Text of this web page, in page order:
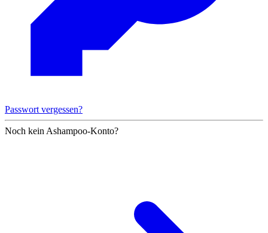
Passwort vergessen?
Noch kein Ashampoo-Konto?